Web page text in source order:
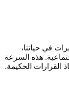
في حياتنا،
هذه السرعة
القرارات الحكيمة.